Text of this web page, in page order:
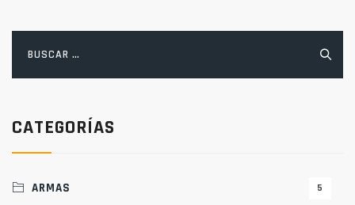
CATEGORÍAS
ARMAS 5